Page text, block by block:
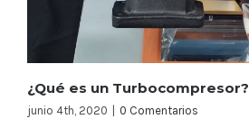
¿Qué es un Turbocompresor?
junio 4th, 2020 0 Comentarios